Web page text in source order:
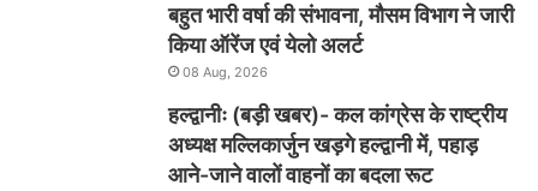
बहुत भारी वर्षा की संभावना, मौसम विभाग ने जारी
किया ऑरेंज एवं येलो अलर्ट
08 Aug, 2026
हल्द्वानीः (बड़ी खबर)- कल कांग्रेस के राष्ट्रीय
अध्यक्ष मल्लिकार्जुन खड़गे हल्द्वानी में, पहाड़
आने-जाने वालों वाहनों का बदला रूट